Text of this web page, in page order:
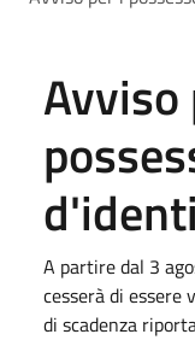
Avviso
A partire dal 3
cesserà di essere
di scadenza